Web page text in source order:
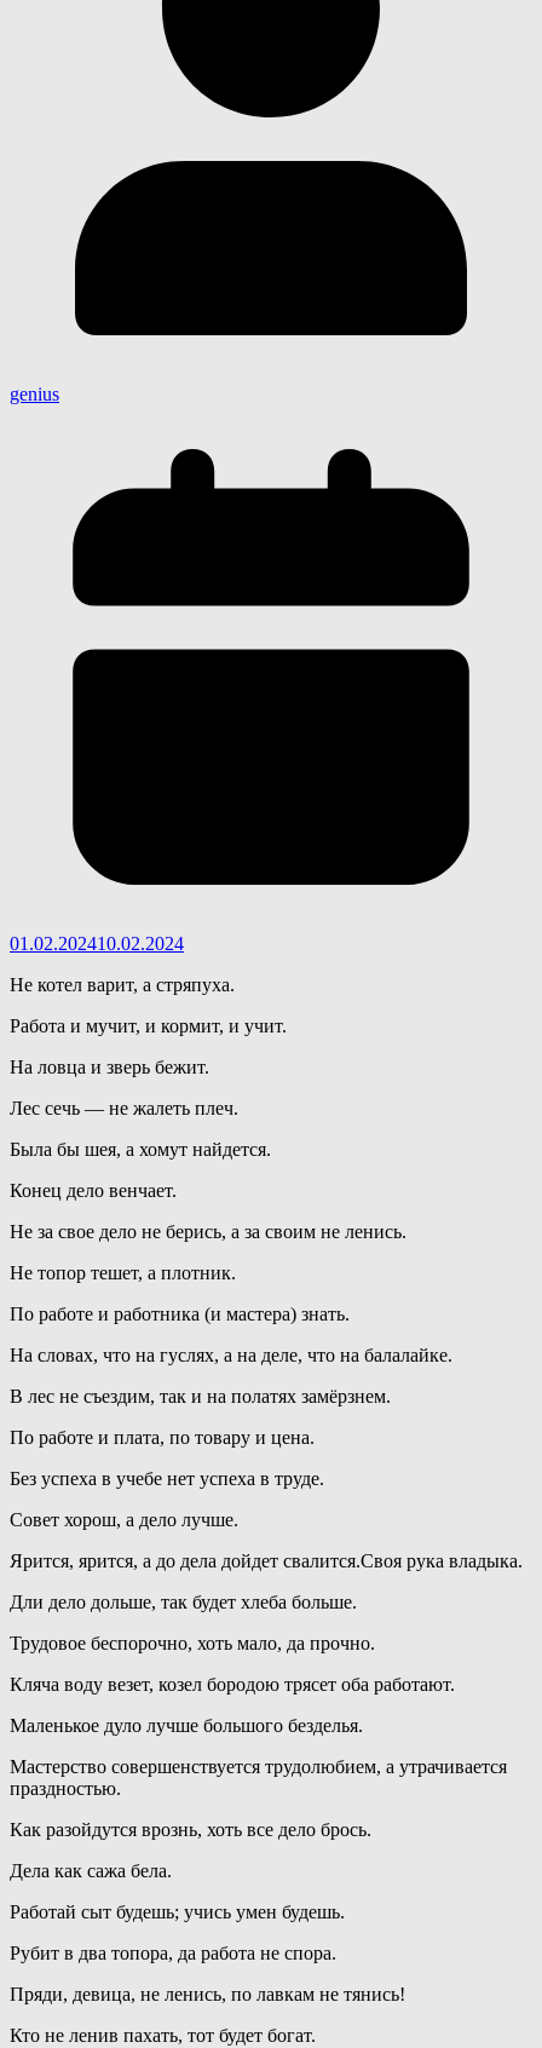
genius
01.02.202410.02.2024
Не котел варит, а стряпуха.
Работа и мучит, и кормит, и учит.
На ловца и зверь бежит.
Лес сечь — не жалеть плеч.
Была бы шея, а хомут найдется.
Конец дело венчает.
Не за свое дело не берись, а за своим не ленись.
Не топор тешет, а плотник.
По работе и работника (и мастера) знать.
На словах, что на гуслях, а на деле, что на балалайке.
В лес не съездим, так и на полатях замёрзнем.
По работе и плата, по товару и цена.
Без успеха в учебе нет успеха в труде.
Совет хорош, а дело лучше.
Ярится, ярится, а до дела дойдет свалится.Своя рука владыка.
Дли дело дольше, так будет хлеба больше.
Трудовое беспорочно, хоть мало, да прочно.
Кляча воду везет, козел бородою трясет оба работают.
Маленькое дуло лучше большого безделья.
Мастерство совершенствуется трудолюбием, а утрачивается
праздностью.
Как разойдутся врознь, хоть все дело брось.
Дела как сажа бела.
Работай сыт будешь; учись умен будешь.
Рубит в два топора, да работа не спора.
Пряди, девица, не ленись, по лавкам не тянись!
Кто не ленив пахать, тот будет богат.